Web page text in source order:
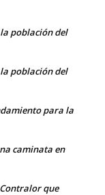
población del
población del
para la
caminata en
que